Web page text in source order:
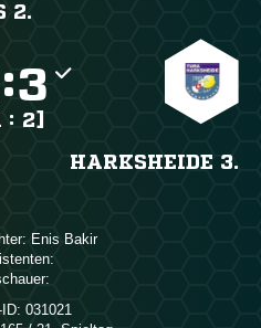
2.
:
: 2]
HARKSHEIDE 3.
 
031021